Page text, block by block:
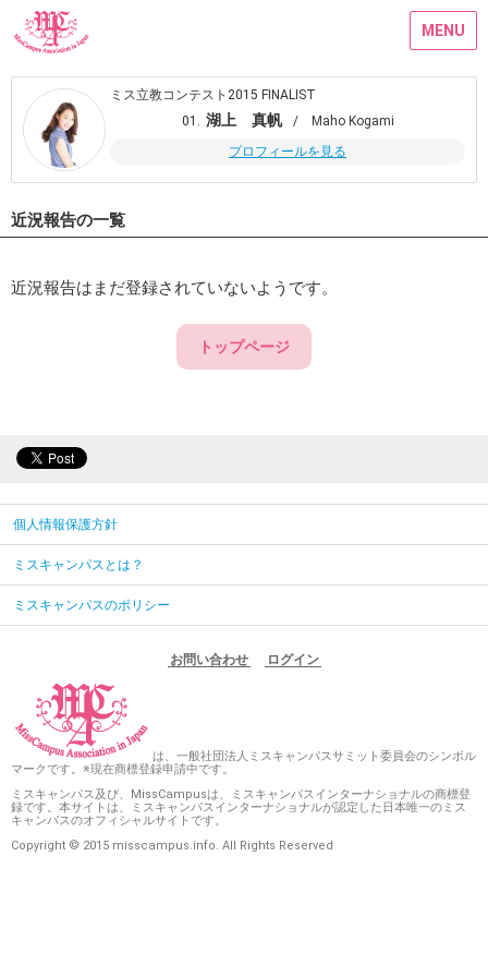
MENU
ミス立教コンテスト2015 FINALIST
01. 湖上 真帆
/ Maho Kogami
プロフィールを見る
近況報告の一覧
近況報告はまだ登録されていないようです。
トップページ
個人情報保護方針
ミスキャンパスとは？
ミスキャンパスのポリシー
お問い合わせ ログイン
は、一般社団法人ミスキャンパスサミット委員会のシンボル
マークです。※現在商標登録申請中です。
ミスキャンパス及び、MissCampusは、ミスキャンパスインターナショナルの商標登
録です。本サイトは、ミスキャンパスインターナショナルが認定した日本唯一のミス
キャンパスのオフィシャルサイトです。
Copyright © 2015 misscampus.info. All Rights Reserved